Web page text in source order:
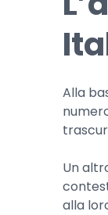
Alla
Un
alla